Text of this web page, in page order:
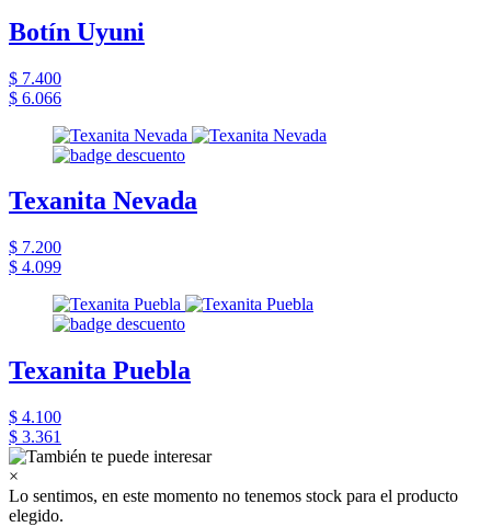
Botín Uyuni
$ 7.400
$ 6.066
Texanita Nevada
$ 7.200
$ 4.099
Texanita Puebla
$ 4.100
$ 3.361
×
Lo sentimos, en este momento no tenemos stock para el producto
elegido.